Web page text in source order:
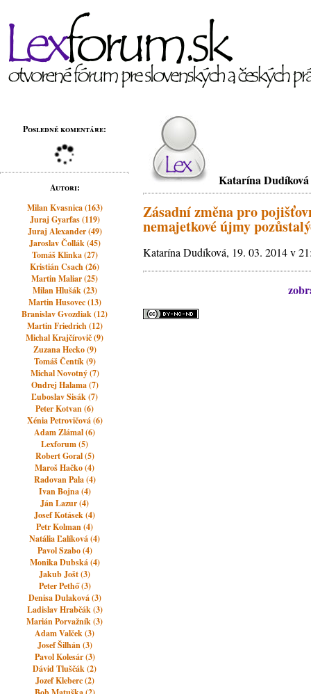
Posledné komentáre:
Autori:
Milan Kvasnica (163)
Juraj Gyarfas (119)
Juraj Alexander (49)
Jaroslav Čollák (45)
Tomáš Klinka (27)
Kristián Csach (26)
Martin Maliar (25)
Milan Hlušák (23)
Martin Husovec (13)
Branislav Gvozdiak (12)
Martin Friedrich (12)
Michal Krajčírovič (9)
Zuzana Hecko (9)
Tomáš Čentík (9)
Michal Novotný (7)
Ondrej Halama (7)
Ľuboslav Sisák (7)
Peter Kotvan (6)
Xénia Petrovičová (6)
Adam Zlámal (6)
Lexforum (5)
Robert Goral (5)
Maroš Hačko (4)
Radovan Pala (4)
Ivan Bojna (4)
Ján Lazur (4)
Josef Kotásek (4)
Petr Kolman (4)
Natália Ľalíková (4)
Pavol Szabo (4)
Monika Dubská (4)
Jakub Jošt (3)
Peter Pethő (3)
Denisa Dulaková (3)
Ladislav Hrabčák (3)
Marián Porvažník (3)
Adam Valček (3)
Josef Šilhán (3)
Pavol Kolesár (3)
Dávid Tluščák (2)
Jozef Kleberc (2)
Katarína Dudíková
Zásadní změna pro
nemajetkové újmy
Katarína Dudíková, 19. 03. 2014 v